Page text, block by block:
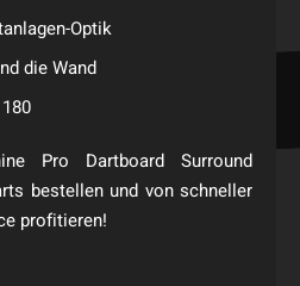
Optik
die Wand
Pro Dartboard Surround
bestellen und von schneller
profitieren!